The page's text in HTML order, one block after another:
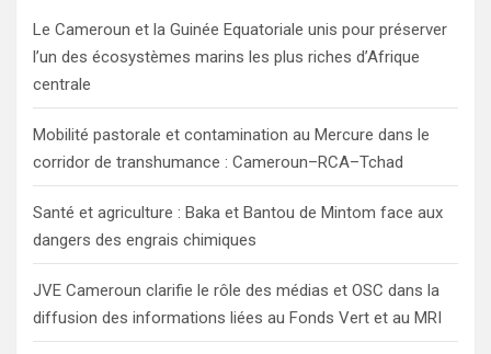
Le Cameroun et la Guinée Equatoriale unis pour préserver
l’un des écosystèmes marins les plus riches d’Afrique
centrale
Mobilité pastorale et contamination au Mercure dans le
corridor de transhumance : Cameroun–RCA–Tchad
Santé et agriculture : Baka et Bantou de Mintom face aux
dangers des engrais chimiques
JVE Cameroun clarifie le rôle des médias et OSC dans la
diffusion des informations liées au Fonds Vert et au MRI